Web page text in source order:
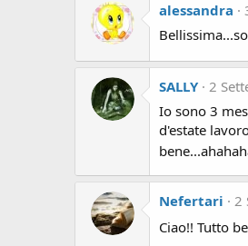
alessandra
SALLY
2
Io sono 3
d'estate
Nefertari
2
Ciao!! Tutto